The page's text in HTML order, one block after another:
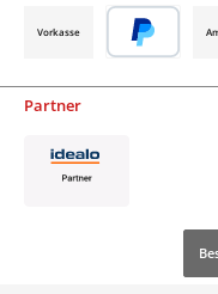
Vorkasse
Partner